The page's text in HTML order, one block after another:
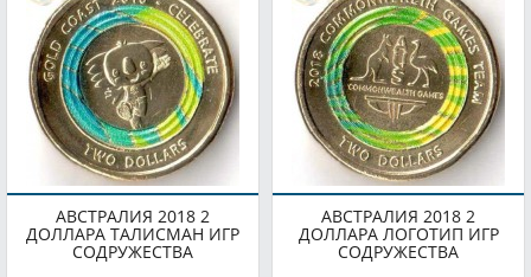
АВСТРАЛИЯ 2018 2
ДОЛЛАРА ТАЛИСМАН ИГР
СОДРУЖЕСТВА
АВСТРАЛИЯ 2018 2
ДОЛЛАРА ЛОГОТИП ИГР
СОДРУЖЕСТВА